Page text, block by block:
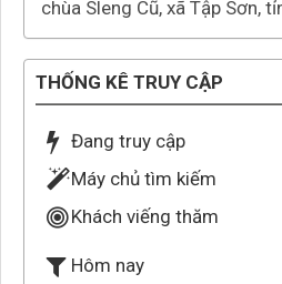
chùa Sleng Cũ, xã Tập Sơn,
THỐNG KÊ TRUY CẬP
Đang truy cập
Máy chủ tìm kiếm
Khách viếng thăm
Hôm nay